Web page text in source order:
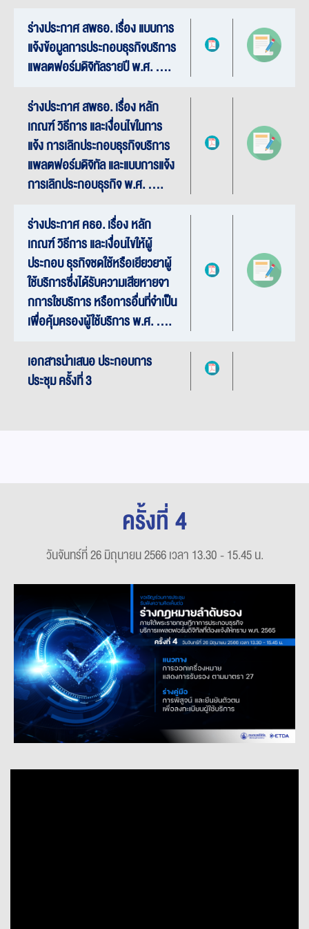
ร่างประกาศ สพธอ. เรื่อง แบบการ
แจ้งข้อมูลการประกอบธุรกิจบริการ
แพลตฟอร์มดิจิทัลรายปี พ.ศ. ....
ร่างประกาศ สพธอ. เรื่อง หลัก
เกณฑ์ วิธีการ และเงื่อนไขในการ
แจ้ง การเลิกประกอบธุรกิจบริการ
แพลตฟอร์มดิจิทัล และแบบการแจ้ง
การเลิกประกอบธุรกิจ พ.ศ. ....
ร่างประกาศ คธอ. เรื่อง หลัก
เกณฑ์ วิธีการ และเงื่อนไขให้ผู้
ประกอบ ธุรกิจชดใช้หรือเยียวยาผู้
ใช้บริการซึ่งได้รับความเสียหายจา
กการใชบริการ หรือการอื่นที่จำเป็น
เพื่อคุ้มครองผู้ใช้บริการ พ.ศ. ....
เอกสารนำเสนอ ประกอบการ
ประชุม ครั้งที่ 3
ครั้งที่ 4
วันจันทร์ที่ 26 มิถุนายน 2566 เวลา 13.30 - 15.45 น.